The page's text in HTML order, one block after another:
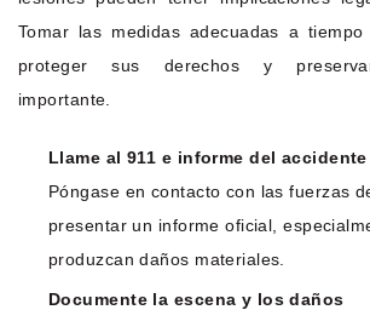
Tomar las medidas adecuadas a
proteger sus derechos y preservar
importante.
Llame al 911 e informe del accidente
Póngase en contacto con las fuerzas
presentar un informe oficial,
produzcan daños materiales.
Documente la escena y los daños